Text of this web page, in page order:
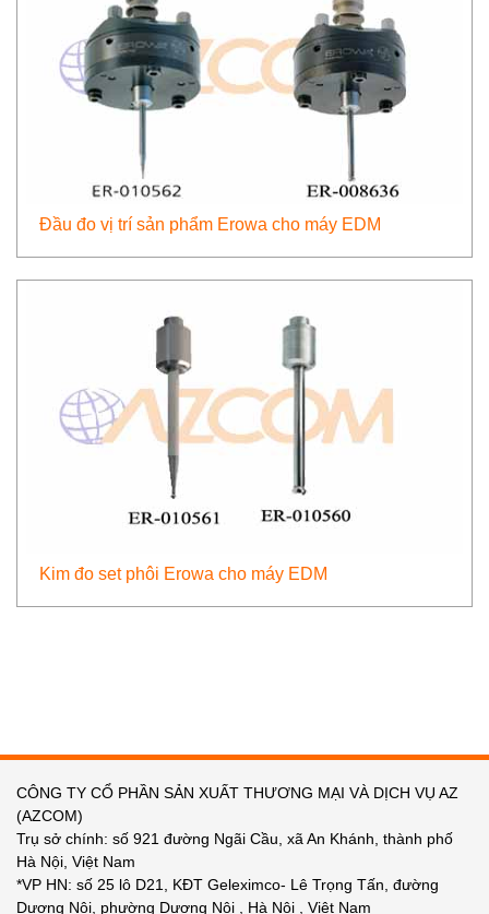
Đầu đo vị trí sản phẩm Erowa cho máy EDM
Kim đo set phôi Erowa cho máy EDM
CÔNG TY CỔ PHẦN SẢN XUẤT THƯƠNG MẠI VÀ DỊCH VỤ AZ
(AZCOM)
Trụ sở chính: số 921 đường Ngãi Cầu, xã An Khánh, thành phố
Hà Nội, Việt Nam
*VP HN: số 25 lô D21, KĐT Geleximco- Lê Trọng Tấn, đường
Dương Nội, phường Dương Nội , Hà Nội , Việt Nam